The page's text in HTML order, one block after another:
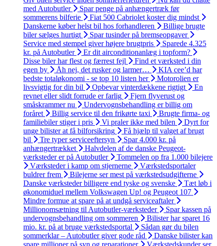
med Autobutler
Spar penge på anhængertræk før
sommerens bilferie
Fiat 500 Cabriolet koster dig mindst
Danskerne køber helst bil hos forhandleren
Billige brugte
biler sælges hurtigt
Spar tusinder på bremseopgaver
Service med stempel giver højere brugtpris
Sparede 4.325
kr. på Autobutler
Er dit airconditionanlæg i topform?
Disse biler har flest og færrest fejl
Find et værksted i din
egen by
Åh nej, det rusker og larmer…
KIA cee’d har
bedste totaløkonomi - se top 10 listen her
Motorolien er
livsvigtig for din bil
Opbevar vinterdækkene rigtigt
En
revnet eller slidt forrude er farlig
Fjern flyverust og
småskrammer nu
Undervognsbehandling er billig om
foråret
Billig service til den frikørte taxi
Brugte firma- og
familiebiler stiger i pris
Vi praler ikke med bilen
Dyrt for
unge bilister at få bilforsikring
Få hjælp til valget af brugt
bil
Tre typer serviceeftersyn
Spar 4.000 kr. på
anhængertrækket
Halvdelen af de danske Peugeot-
værksteder er på Autobutler
Tommelen op fra 1.000 bilejere
Værksteder i kamp om stjernerne
Værkstedsportaler
buldrer frem
Bilejerne ser mest på værkstedsudgifterne
Danske værksteder billigere end tyske og svenske
Tæt løb i
økonomiduel mellem Volkswagen Up! og Peugeot 107
Mindre formue at spare på at undgå serviceaftaler
Millionomsætning til Autobutler-værksteder
Spar kassen på
undervognsbehandling om sommeren
Bilister har sparet 16
mio. kr. på at bruge værkstedsportal
Sådan gør du bilen
sommerklar – Autobutler giver gode råd
Danske bilister kan
spare millioner på syn og reparationer
Værkstedskunder ser